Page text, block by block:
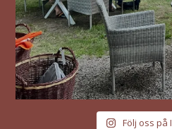
Följ oss på